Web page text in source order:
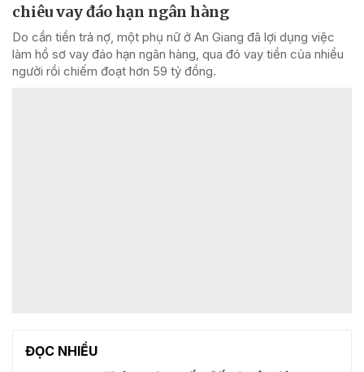
chiêu vay đáo hạn ngân hàng
Do cần tiền trả nợ, một phụ nữ ở An Giang đã lợi dụng việc
làm hồ sơ vay đáo hạn ngân hàng, qua đó vay tiền của nhiều
người rồi chiếm đoạt hơn 59 tỷ đồng.
ĐỌC NHIỀU